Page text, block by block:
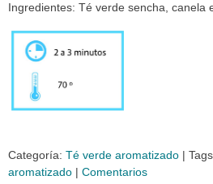
Ingredientes: Té verde sencha, canela
Categoría: Té verde aromatizado |
aromatizado | Comentarios